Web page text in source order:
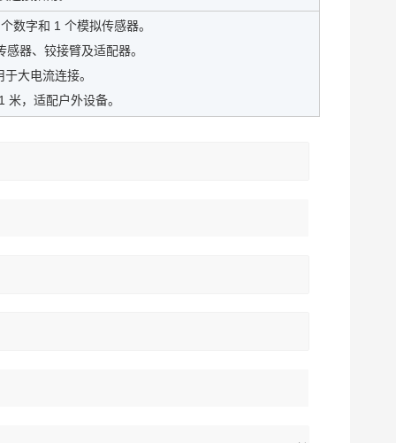
数字和 1 个模拟传感器。
感器、铰接臂及适配器。
于大电流连接。
米，适配户外设备。